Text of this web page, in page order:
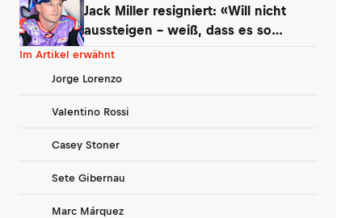
Jack Miller resigniert: «Will nicht
aussteigen – weiß, dass es so
kommt»
Im Artikel erwähnt
Jorge Lorenzo
Valentino Rossi
Casey Stoner
Sete Gibernau
Marc Márquez